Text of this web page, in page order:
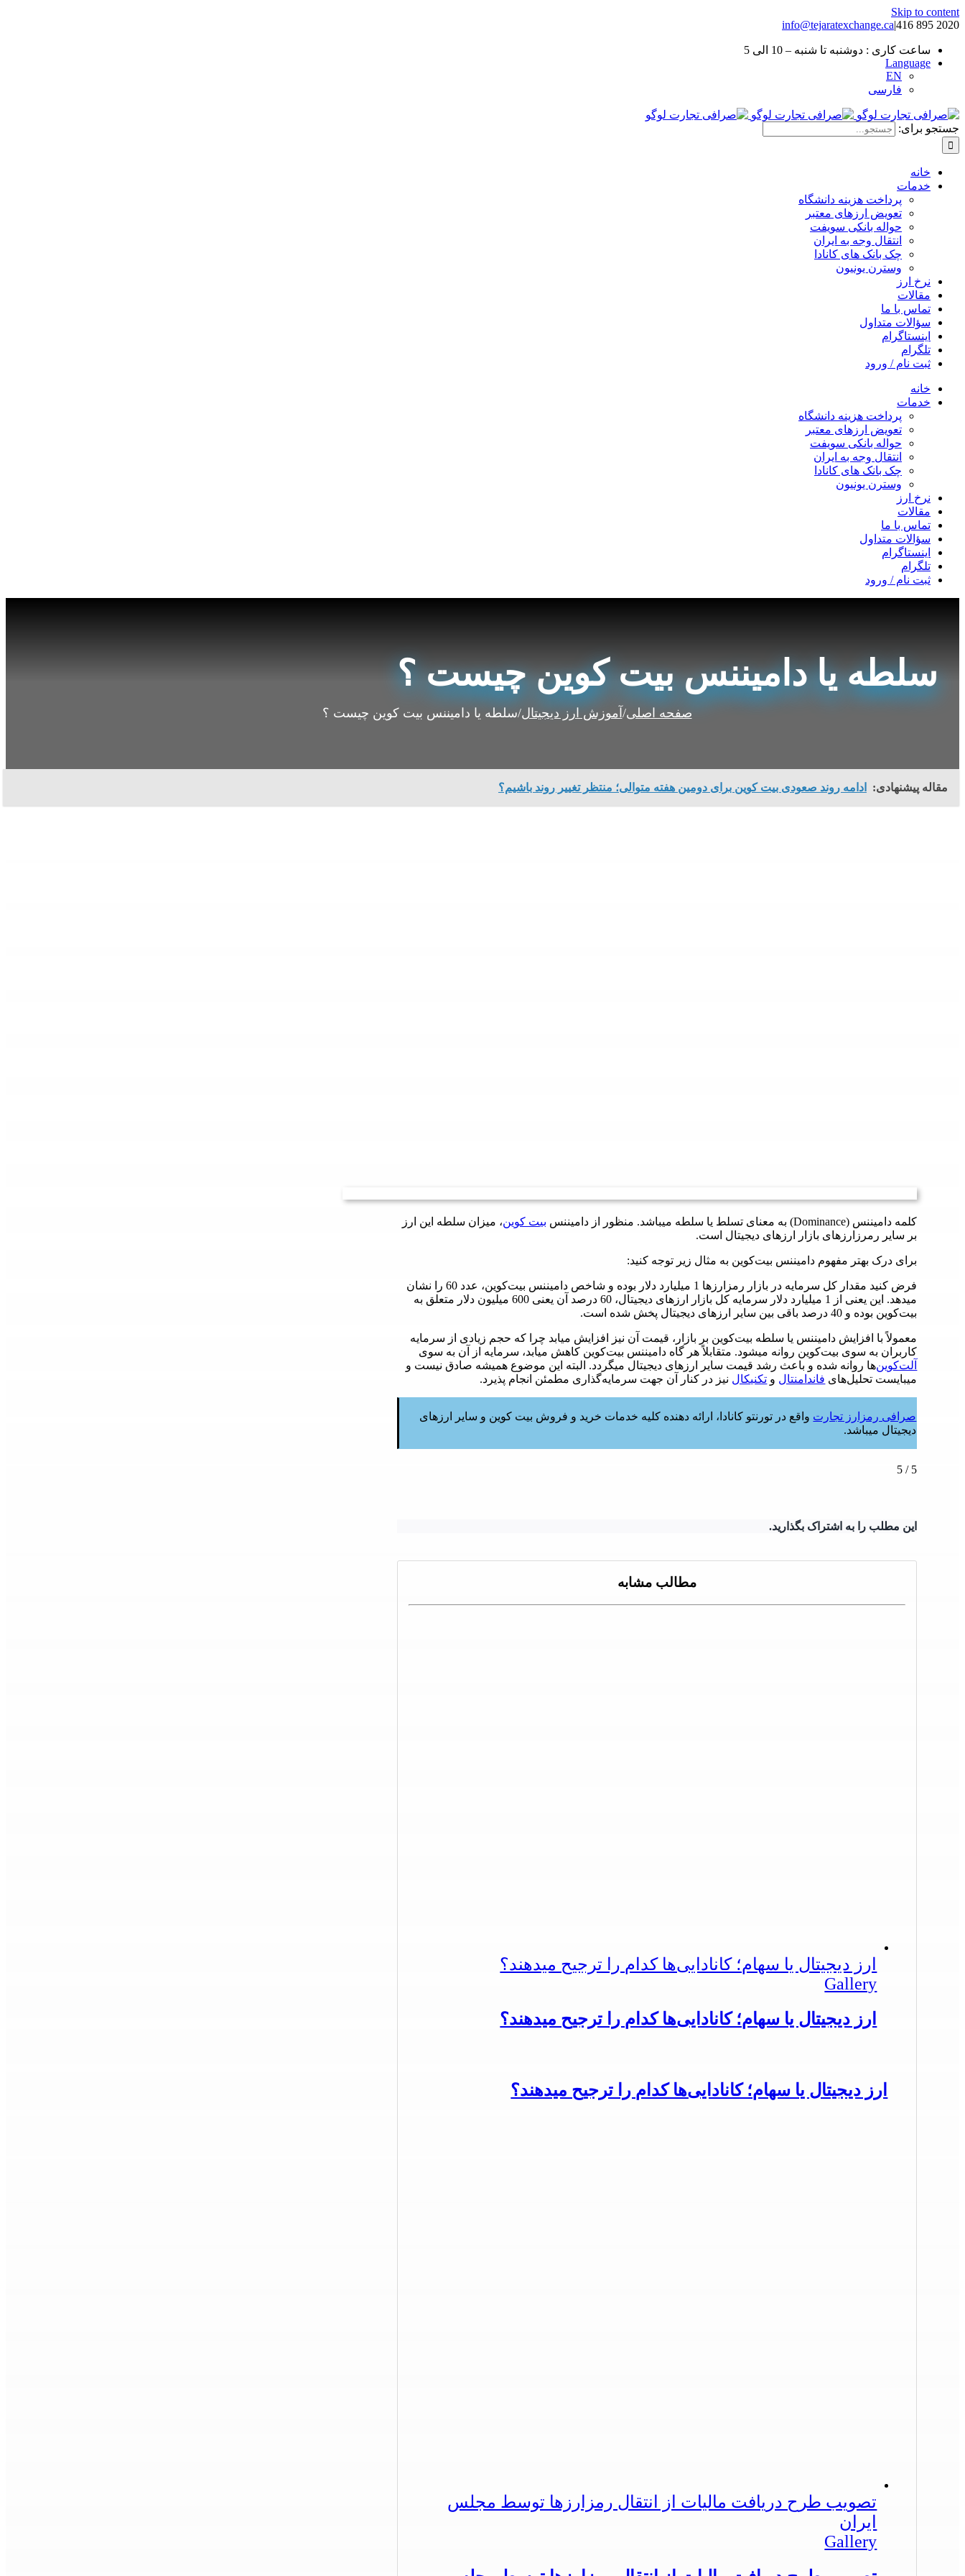
Skip to content
2020 895 416
|
info@tejaratexchange.ca
ساعت کاری : دوشنبه تا شنبه – 10 الی 5
Language
EN
فارسی
جستجو برای:
خانه
خدمات
پرداخت هزینه دانشگاه
تعویض ارزهای معتبر
حواله بانکی سویفت
انتقال وجه به ایران
چک بانک های کانادا
وسترن یونیون
نرخ ارز
مقالات
تماس با ما
سؤالات متداول
اینستاگرام
تلگرام
ثبت نام / ورود
خانه
خدمات
پرداخت هزینه دانشگاه
تعویض ارزهای معتبر
حواله بانکی سویفت
انتقال وجه به ایران
چک بانک های کانادا
وسترن یونیون
نرخ ارز
مقالات
تماس با ما
سؤالات متداول
اینستاگرام
تلگرام
ثبت نام / ورود
سلطه یا دامیننس بیت کوین چیست ؟
صفحه اصلی/ آموزش ارز دیجیتال/سلطه یا دامیننس بیت کوین چیست ؟
مقاله پیشنهادی: ادامه روند صعودی بیت کوین برای دومین هفته متوالی؛ منتظر تغییر روند باشیم؟
کلمه دامیننس (Dominance) به معنای تسلط یا سلطه میباشد. منظور از دامیننس بیت کوین، میزان سلطه این ارز
بر سایر رمرزارزهای بازار ارزهای دیجیتال است.
برای درک بهتر مفهوم دامیننس بیت‌کوین به مثال زیر توجه کنید:
فرض کنید مقدار کل سرمایه در بازار رمزارزها 1 میلیارد دلار بوده و شاخص دامیننس بیت‌کوین، عدد 60 را نشان
میدهد. این یعنی از 1 میلیارد دلار سرمایه کل بازار ارزهای دیجیتال، 60 درصد آن یعنی 600 میلیون دلار متعلق به
بیت‌کوین بوده و 40 درصد باقی بین سایر ارزهای دیجیتال پخش شده است.
معمولاً با افزایش دامیننس یا سلطه بیت‌کوین بر بازار، قیمت آن نیز افزایش میابد چرا که حجم زیادی از سرمایه
کاربران به سوی بیت‌کوین روانه میشود. متقابلاً هر گاه دامیننس بیت‌کوین کاهش میابد، سرمایه از آن به سوی
آلت‌کوین‌ها روانه شده و باعث رشد قیمت سایر ارزهای دیجیتال میگردد. البته این موضوع همیشه صادق نیست و
میبایست تحلیل‌های فاندامنتال و تکنیکال نیز در کنار آن جهت سرمایه‌گذاری مطمئن انجام پذیرد.
صرافی رمزارز تجارت واقع در تورنتو کانادا، ارائه دهنده کلیه خدمات خرید و فروش بیت کوین و سایر ارزهای
دیجیتال میباشد.
5
/
5
این مطلب را به اشتراک بگذارید.
مطالب مشابه
ارز دیجیتال یا سهام؛ کانادایی‌ها کدام را ترجیح میدهند؟
Gallery
ارز دیجیتال یا سهام؛ کانادایی‌ها کدام را ترجیح میدهند؟
ارز دیجیتال یا سهام؛ کانادایی‌ها کدام را ترجیح میدهند؟
تصویب طرح دریافت مالیات از انتقال رمزارزها توسط مجلس
ایران
Gallery